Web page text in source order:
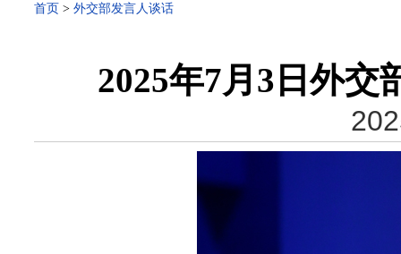
首页 > 外交部发言人谈话
2025年7月3日外交